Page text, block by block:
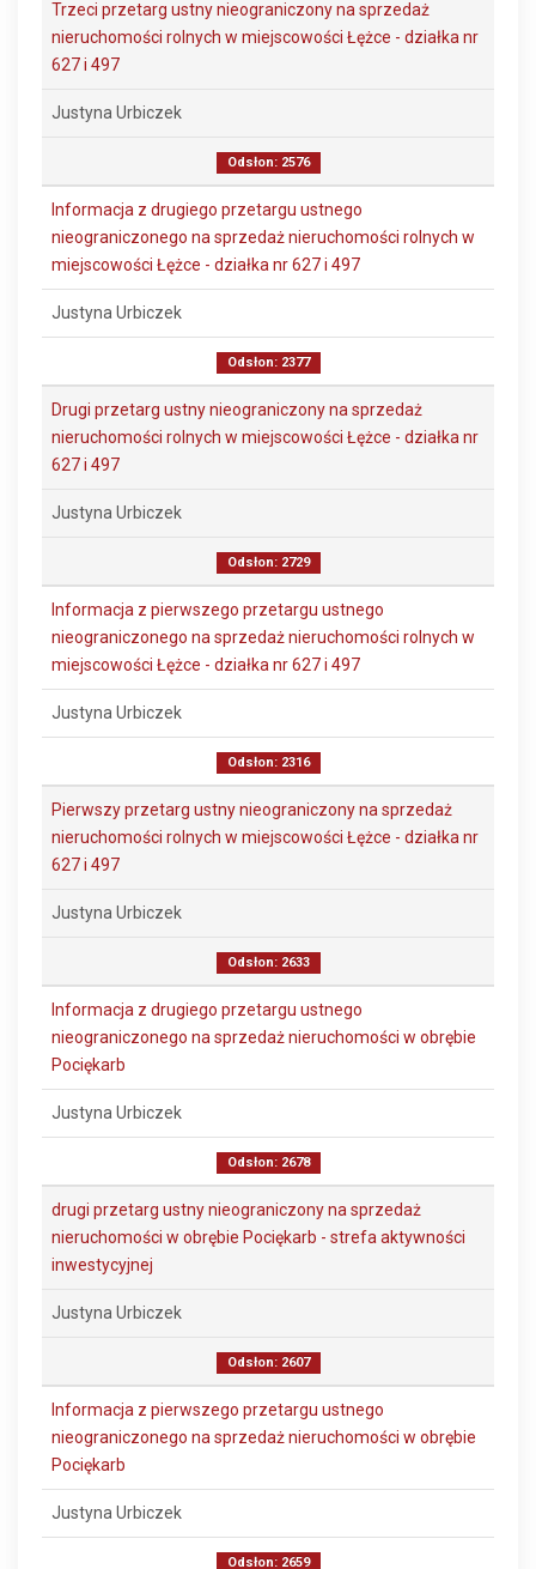
Trzeci przetarg ustny nieograniczony na sprzedaż
nieruchomości rolnych w miejscowości Łężce - działka nr
627 i 497
Justyna Urbiczek
Odsłon: 2576
Informacja z drugiego przetargu ustnego
nieograniczonego na sprzedaż nieruchomości rolnych w
miejscowości Łężce - działka nr 627 i 497
Justyna Urbiczek
Odsłon: 2377
Drugi przetarg ustny nieograniczony na sprzedaż
nieruchomości rolnych w miejscowości Łężce - działka nr
627 i 497
Justyna Urbiczek
Odsłon: 2729
Informacja z pierwszego przetargu ustnego
nieograniczonego na sprzedaż nieruchomości rolnych w
miejscowości Łężce - działka nr 627 i 497
Justyna Urbiczek
Odsłon: 2316
Pierwszy przetarg ustny nieograniczony na sprzedaż
nieruchomości rolnych w miejscowości Łężce - działka nr
627 i 497
Justyna Urbiczek
Odsłon: 2633
Informacja z drugiego przetargu ustnego
nieograniczonego na sprzedaż nieruchomości w obrębie
Pociękarb
Justyna Urbiczek
Odsłon: 2678
drugi przetarg ustny nieograniczony na sprzedaż
nieruchomości w obrębie Pociękarb - strefa aktywności
inwestycyjnej
Justyna Urbiczek
Odsłon: 2607
Informacja z pierwszego przetargu ustnego
nieograniczonego na sprzedaż nieruchomości w obrębie
Pociękarb
Justyna Urbiczek
Odsłon: 2659